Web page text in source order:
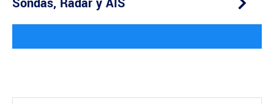
Sondas, Radar y AIS